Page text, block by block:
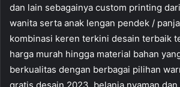
dan lain sebagainya custom printing
wanita serta anak lengan pendek /
kombinasi keren terkini desain terbaik
harga murah hingga material bahan
berkualitas dengan berbagai pilihan
gratis desain 2023. belanja nyaman